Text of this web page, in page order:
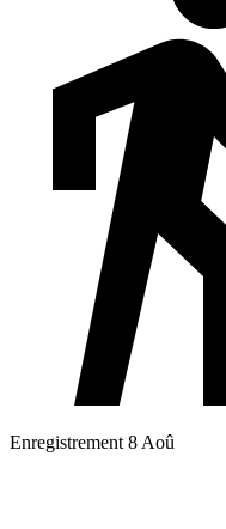
Enregistrement 8 Aoû